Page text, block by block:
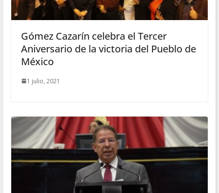
Gómez Cazarín celebra el Tercer
Aniversario de la victoria del Pueblo de
México
1 julio, 2021